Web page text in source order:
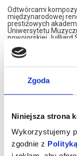
Zgoda
Niniejsza strona
Wykorzystujemy
zgodnie z
Odtwórcami
międzynarodowej
prestiżowych
Uniwersytetu
nowojorskiej Juilliard
Konserwatorium w
Paris.
Nasi artyści
Jego kompozycje.
Artyści graja na
Koncerty maja formę
inspirowane jest XIX
żyrandole i stylowe
Koncertowa
kameralną w